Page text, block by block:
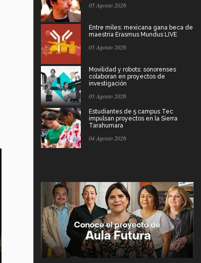
05 Agosto 2026
Entre miles: mexicana gana beca de
maestría Erasmus Mundus LIVE
05 Agosto 2026
Movilidad y robots: sonorenses
colaboran en proyectos de
investigación
05 Agosto 2026
Estudiantes de 5 campus Tec
impulsan proyectos en la Sierra
Tarahumara
04 Agosto 2026